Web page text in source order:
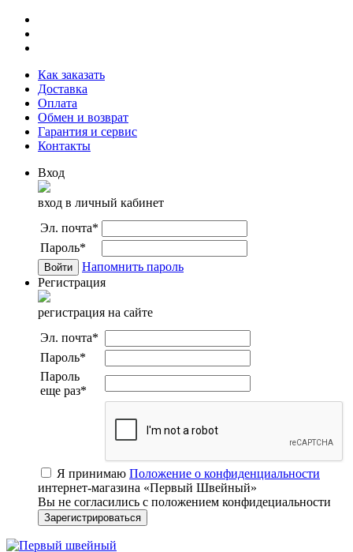
Как заказать
Доставка
Оплата
Обмен и возврат
Гарантия и сервис
Контакты
Вход
вход в личный кабинет
Эл. почта*
Пароль*
Напомнить пароль
Регистрация
регистрация на сайте
Эл. почта*
Пароль*
Пароль
еще раз*
Я принимаю Положение о конфиденциальности
интернет-магазина «Первый Швейный»
Вы не согласились с положением конфидециальности